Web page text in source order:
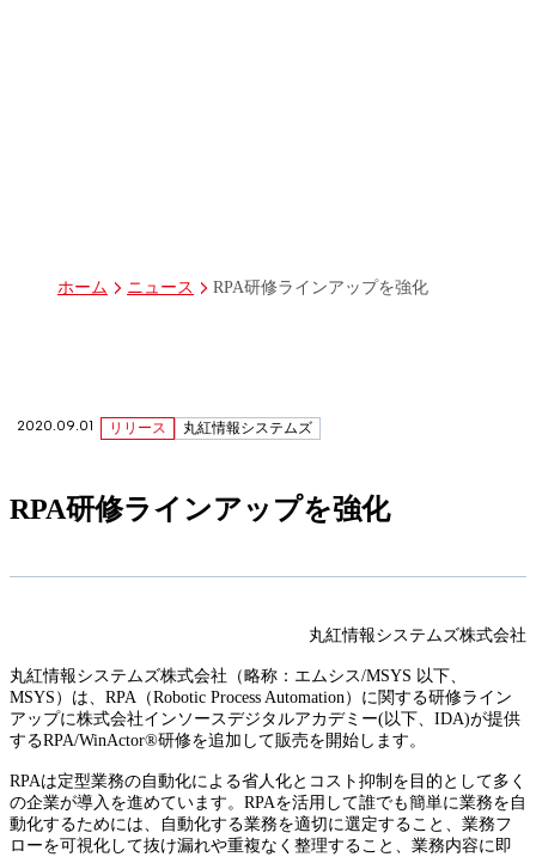
ホーム ニュース RPA研修ラインアップを強化
2020.09.01 リリース 丸紅情報システムズ
RPA研修ラインアップを強化
丸紅情報システムズ株式会社
丸紅情報システムズ株式会社（略称：エムシス/MSYS 以下、
MSYS）は、RPA（Robotic Process Automation）に関する研修ライン
アップに株式会社インソースデジタルアカデミー(以下、IDA)が提供
するRPA/WinActor®研修を追加して販売を開始します。
RPAは定型業務の自動化による省人化とコスト抑制を目的として多く
の企業が導入を進めています。RPAを活用して誰でも簡単に業務を自
動化するためには、自動化する業務を適切に選定すること、業務フ
ローを可視化して抜け漏れや重複なく整理すること、業務内容に即